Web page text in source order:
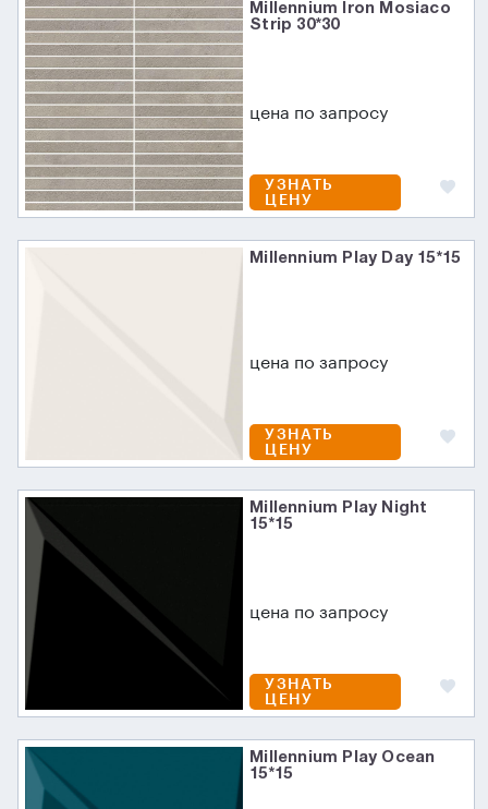
Millennium Iron Mosiaco
Strip 30*30
цена по запросу
УЗНАТЬ
ЦЕНУ
Millennium Play Day 15*15
цена по запросу
УЗНАТЬ
ЦЕНУ
Millennium Play Night
15*15
цена по запросу
УЗНАТЬ
ЦЕНУ
Millennium Play Ocean
15*15